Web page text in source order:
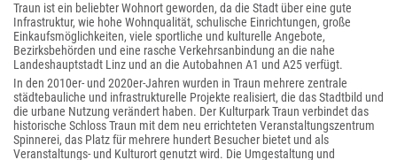
Traun ist ein beliebter Wohnort geworden, da die Stadt über eine gute
Infrastruktur, wie hohe Wohnqualität, schulische Einrichtungen, große
Einkaufsmöglichkeiten, viele sportliche und kulturelle Angebote,
Bezirksbehörden und eine rasche Verkehrsanbindung an die nahe
Landeshauptstadt Linz und an die Autobahnen A1 und A25 verfügt.
In den 2010er- und 2020er-Jahren wurden in Traun mehrere zentrale
städtebauliche und infrastrukturelle Projekte realisiert, die das Stadtbild und
die urbane Nutzung verändert haben. Der Kulturpark Traun verbindet das
historische Schloss Traun mit dem neu errichteten Veranstaltungszentrum
Spinnerei, das Platz für mehrere hundert Besucher bietet und als
Veranstaltungs- und Kulturort genutzt wird. Die Umgestaltung und